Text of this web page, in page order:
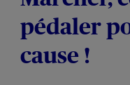
pédaler
cause !